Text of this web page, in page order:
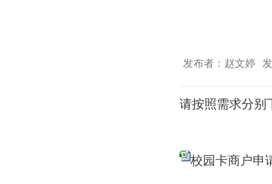
发布者：赵文婷
请按照需求分别
校园卡商户申